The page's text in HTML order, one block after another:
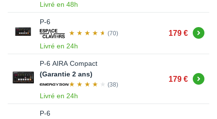
Livré en 48h
P-6
(70)
Livré en 24h
179 € Acheter
P-6 AIRA Compact
(Garantie 2 ans)
(38)
Livré en 24h
179 € Acheter
P-6